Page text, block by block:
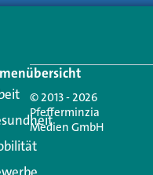
© 2013 - 2026
Pfefferminzia
Medien GmbH